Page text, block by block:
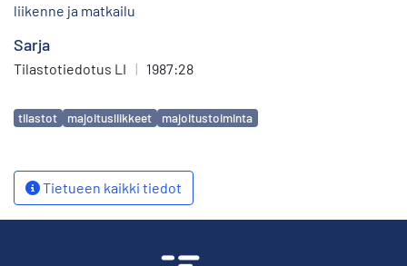
liikenne ja matkailu
Sarja
Tilastotiedotus LI | 1987:28
Avainsanat
tilastot majoitusliikkeet majoitustoiminta
Tietueen kaikki tiedot